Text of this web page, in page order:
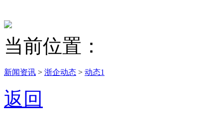
当前位置：
新闻资讯 > 浙企动态 > 动态1
返回